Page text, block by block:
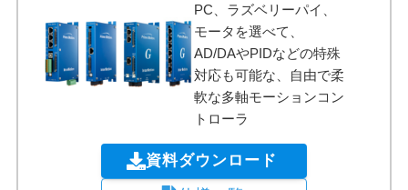
PC、ラズベリーパイ、
モータを選べて、
AD/DAやPIDなどの特殊
対応も可能な、自由で柔
軟な多軸モーションコン
トローラ
資料ダウンロード